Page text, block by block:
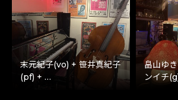
末元紀子(vo) + 笹井真紀子
(pf) + …
畠山ゆ
ンイチ